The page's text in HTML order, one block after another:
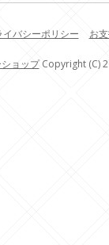
イバシーポリシー お
ョップCopyright (C)